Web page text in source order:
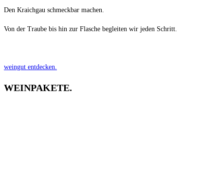
Den Kraichgau schmeckbar machen.
Von der Traube bis hin zur Flasche begleiten wir jeden Schritt.
weingut entdecken.
WEINPAKETE.